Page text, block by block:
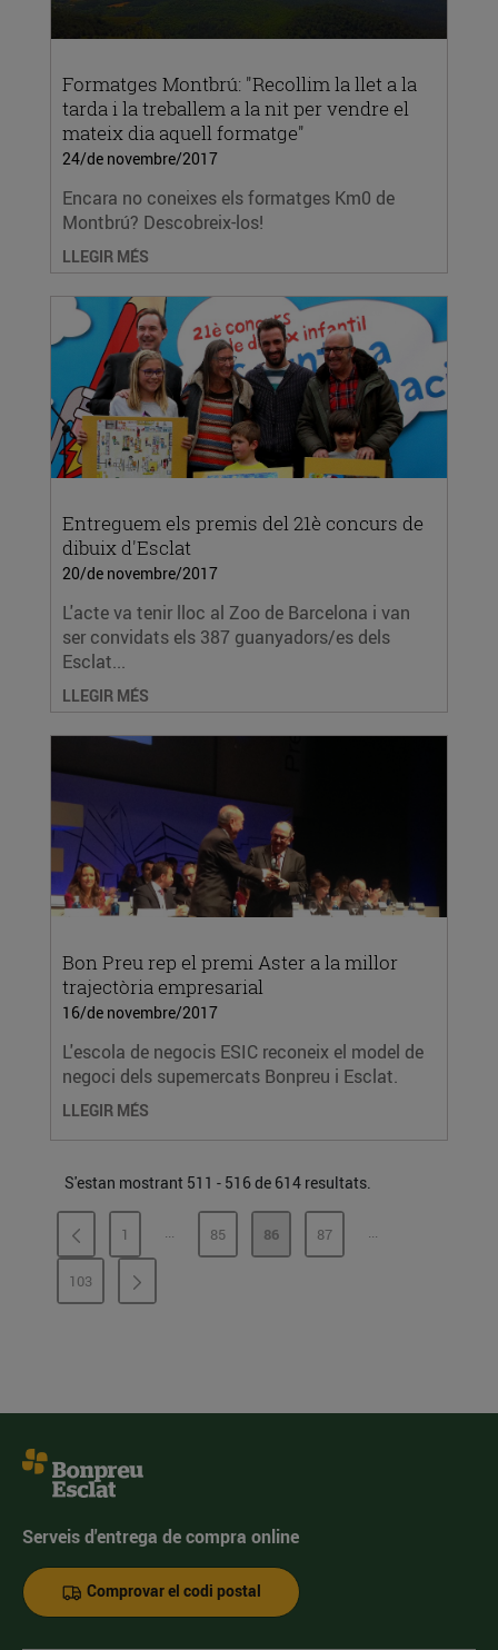
Formatges Montbrú: "Recollim la llet a la
tarda i la treballem a la nit per vendre el
mateix dia aquell formatge"
24/de novembre/2017
Encara no coneixes els formatges Km0 de
Montbrú? Descobreix-los!
LLEGIR MÉS
Entreguem els premis del 21è concurs de
dibuix d'Esclat
20/de novembre/2017
L'acte va tenir lloc al Zoo de Barcelona i van
ser convidats els 387 guanyadors/es dels
Esclat...
LLEGIR MÉS
Bon Preu rep el premi Aster a la millor
trajectòria empresarial
16/de novembre/2017
L'escola de negocis ESIC reconeix el model de
negoci dels supemercats Bonpreu i Esclat.
LLEGIR MÉS
S'estan mostrant 511 - 516 de 614 resultats.
PÀGINA
1 ...PÀGINES INTERMÈDIES
PÀGINA
85 PÀGINA
86 PÀGINA
87 ...PÀGINES
PÀGINA
103
Serveis d'entrega de compra online
Comprovar el codi postal